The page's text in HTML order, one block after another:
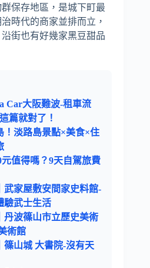
保存地區，是城下町最
時代的商家並排而立，
街也有好幾家黑豆甜品
Car大阪難波-租車流
篇就對了！
！淡路島景點×美食×住
元值得嗎？9天自駕旅費
武家屋敷安間家史料館-
驗武士生活
丹波篠山市立歷史美術
術館
篠山城 大書院-沒有天